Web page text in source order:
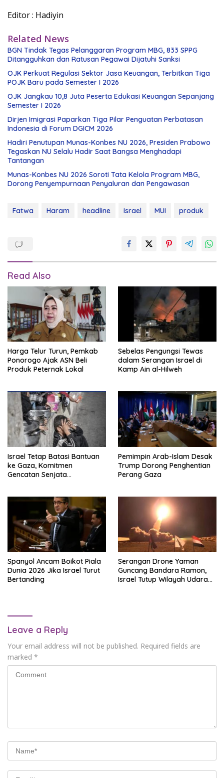
Editor : Hadiyin
Related News
BGN Tindak Tegas Pelanggaran Program MBG, 833 SPPG
Ditangguhkan dan Ratusan Pegawai Dijatuhi Sanksi
OJK Perkuat Regulasi Sektor Jasa Keuangan, Terbitkan Tiga
POJK Baru pada Semester I 2026
OJK Jangkau 10,8 Juta Peserta Edukasi Keuangan Sepanjang
Semester I 2026
Dirjen Imigrasi Paparkan Tiga Pilar Penguatan Perbatasan
Indonesia di Forum DGICM 2026
Hadiri Penutupan Munas-Konbes NU 2026, Presiden Prabowo
Tegaskan NU Selalu Hadir Saat Bangsa Menghadapi
Tantangan
Munas-Konbes NU 2026 Soroti Tata Kelola Program MBG,
Dorong Penyempurnaan Penyaluran dan Pengawasan
Fatwa Haram headline Israel MUI produk
Read Also
Harga Telur Turun, Pemkab
Ponorogo Ajak ASN Beli
Produk Peternak Lokal
Sebelas Pengungsi Tewas
dalam Serangan Israel di
Kamp Ain al-Hilweh
Israel Tetap Batasi Bantuan
ke Gaza, Komitmen
Gencatan Senjata
Pemimpin Arab-Islam Desak
Trump Dorong Penghentian
Perang Gaza
Spanyol Ancam Boikot Piala
Dunia 2026 Jika Israel Turut
Bertanding
Serangan Drone Yaman
Guncang Bandara Ramon,
Israel Tutup Wilayah Udara
Leave a Reply
Your email address will not be published. Required fields are
marked *